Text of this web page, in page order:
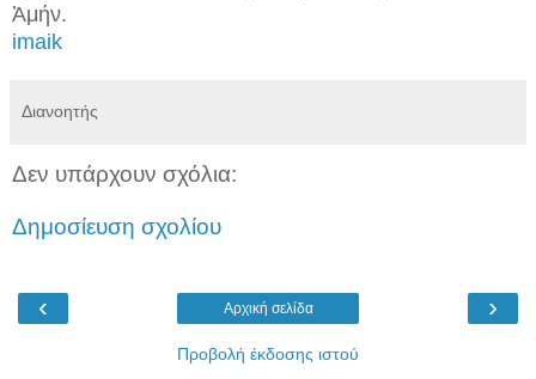
Ἀμήν.
imaik
Διανοητής
Δεν υπάρχουν σχόλια:
Δημοσίευση σχολίου
‹ ›
Αρχική σελίδα
Προβολή έκδοσης ιστού